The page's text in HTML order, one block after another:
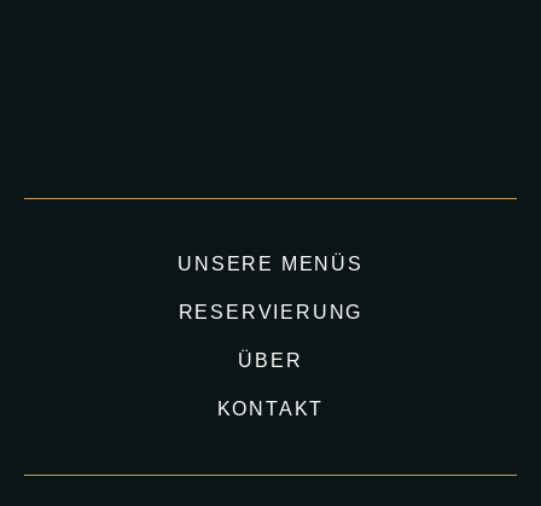
UNSERE MENÜS
RESERVIERUNG
ÜBER
KONTAKT